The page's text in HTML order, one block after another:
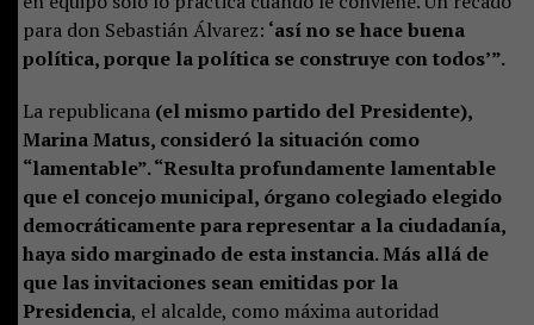
para don Sebastián Álvarez: ‘así no se hace buena
política, porque la política se construye con todos’”.
La republicana(el mismo partido del Presidente),
Marina Matus, consideró la situación como
“lamentable”. “Resulta profundamente lamentable
que el concejo municipal, órgano colegiado elegido
democráticamente para representar a la ciudadanía,
haya sido marginado de esta instancia. Más allá de
que las invitaciones sean emitidas por la
Presidencia, el alcalde, como máxima autoridad